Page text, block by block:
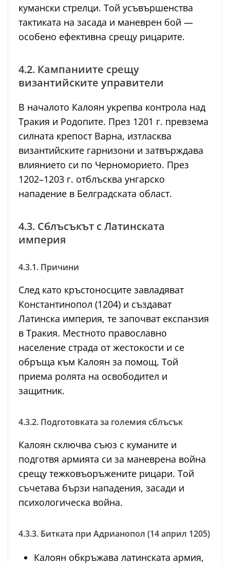
кумански стрелци. Той усъвършенства
тактиката на засада и маневрен бой —
особено ефективна срещу рицарите.
4.2. Кампаниите срещу
византийските управители
В началото Калоян укрепва контрола над
Тракия и Родопите. През 1201 г. превзема
силната крепост Варна, изтласква
византийските гарнизони и затвърждава
влиянието си по Черноморието. През
1202–1203 г. отблъсква унгарско
нападение в Белградската област.
4.3. Сблъсъкът с Латинската
империя
4.3.1. Причини
След като кръстоносците завладяват
Константинопол (1204) и създават
Латинска империя, те започват експанзия
в Тракия. Местното православно
население страда от жестокости и се
обръща към Калоян за помощ. Той
приема ролята на освободител и
защитник.
4.3.2. Подготовката за големия сблъсък
Калоян сключва съюз с куманите и
подготвя армията си за маневрена война
срещу тежковъоръжените рицари. Той
съчетава бързи нападения, засади и
психологическа война.
4.3.3. Битката при Адрианопол (14 април 1205)
Калоян обкръжава латинската армия,